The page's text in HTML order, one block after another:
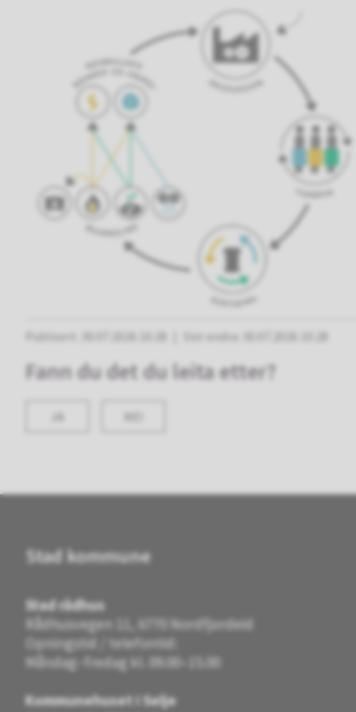
Publisert Sist endra
Fann du det du leita etter?
JA NEI
Stad kommune
Stad rådhus
Rådhusvegen 11, 6770 Nordfjordeid
Opningstid / telefontid:
Måndag–fredag kl. 09.00–15.00
Kommunehuset i Selje